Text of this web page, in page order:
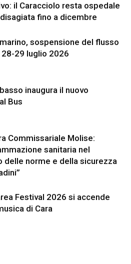
il Caracciolo resta ospedale
fino a dicembre
sospensione del flusso
29 luglio 2026
inaugura il nuovo
Bus
Commissariale Molise:
sanitaria nel
delle norme e della sicurezza
Festival 2026 si accende
di Cara